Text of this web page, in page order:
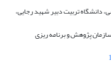
دانشگاه تربیت دبیر شهید رجایی،
پژوهش و برنامه ریزی